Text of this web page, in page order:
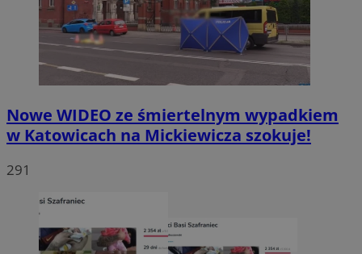
Nowe WIDEO ze śmiertelnym wypadkiem
w Katowicach na Mickiewicza szokuje!
291